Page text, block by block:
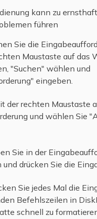
kann zu
führen
Sie die
Maustaste auf das
"Suchen" wählen und
eingeben.
der rechten Maustaste
und wählen Sie
Sie in der
drücken Sie die
Sie jedes Mal die
Befehlszeilen in
schnell zu